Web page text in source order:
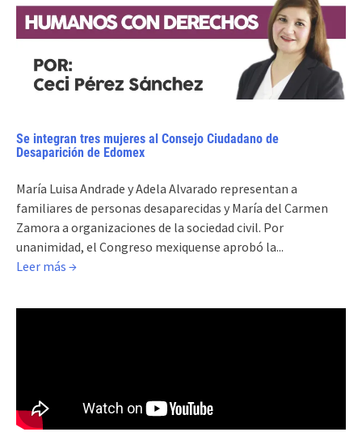
Se integran tres mujeres al Consejo Ciudadano de
Desaparición de Edomex
María Luisa Andrade y Adela Alvarado representan a
familiares de personas desaparecidas y María del Carmen
Zamora a organizaciones de la sociedad civil. Por
unanimidad, el Congreso mexiquense aprobó la...
Leer más →